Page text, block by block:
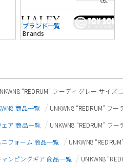
ブランド一覧
Brands
“REDRUM” フーディ グレー サイズ:
商品一覧
UNKWN8 “REDRUM” フ
ェア 商品一覧
UNKWN8 “REDRUM” フ
ニフォーム 商品一覧
UNKWN8
ャンピングギア 商品一覧
UNKWN8